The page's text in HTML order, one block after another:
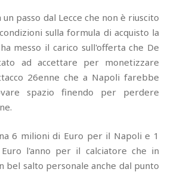
passo dal Lecce che non è riuscito
sulla formula di acquisto la
messo il carico sull'offerta che De
ad accettare per monetizzare
26enne che a Napoli farebbe
spazio finendo per perdere
6 milioni di Euro per il Napoli e 1
l'anno per il calciatore che in
bel salto personale anche dal punto